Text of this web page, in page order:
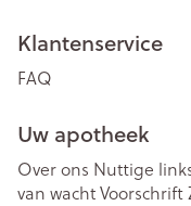
Klantenservice
FAQ
Uw apotheek
Over ons Nuttige
van wachtVoorschrift